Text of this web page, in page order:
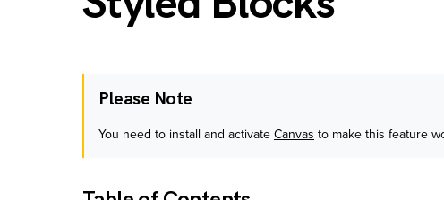
Please Note
You need to install and activate Canvas to make this feature